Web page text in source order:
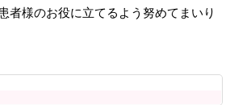
者様のお役に立てるよう努めてまいり